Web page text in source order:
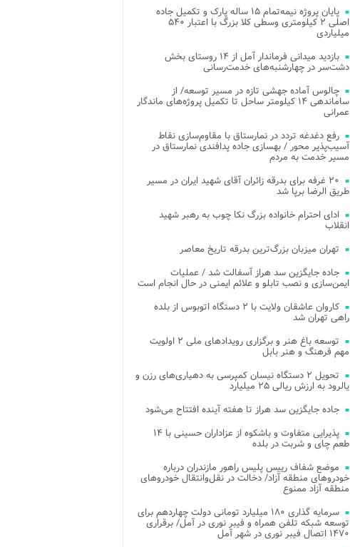
پایان پروژه نیمه‌تمام ۱۵ ساله پارک و تکمیل جاده
اصلی ۲ کیلومتری وسطی کلا بزرگ با اعتبار ۵۴۰
میلیاردی
بازدید میدانی فرماندار آمل از ۱۴ روستای بخش
دشت‌سر در چهارشنبه‌های خدمت‌رسانی
چالوس آماده جهشی تازه در مسیر توسعه/ از
ساماندهی ۱۴ کیلومتر ساحل تا تکمیل پروژه‌های ماندگار
عمرانی
رفع دغدغه تردد در نمارستاق با مقاوم‌سازی نقاط
آسیب‌پذیر محور / بهسازی جاده پدافندی نمارستاق در
مسیر خدمت به مردم
۲۰ غرفه برای بدرقه زائران آقای شهید ایران در مسیر
طریق الرضا برپا شد
ادای احترام خانواده بزرگ نکا چوب به رهبر شهید
انقلاب
تهران میزبان بزرگ‌ترین بدرقه تاریخ معاصر
جاده جایگزین سد هراز آسفالت شد / عملیات
ایمن‌سازی و نصب تابلو و علائم ایمنی در حال انجام است
کاروان عاشقان ولایت با ۲ دستگاه اتوبوس از بلده
راهی تهران شد
توسعه باغ هنر و برگزاری رویدادهای ملی ۲ اولویت
مهم فرهنگ و هنر بابل
تحویل ۲ دستگاه نیسان کمپرسی به دهیاری‌های رزن و
یالرود به ارزش ریالی ۲۵ میلیارد
جاده جایگزین سد هراز تا هفته آینده افتتاح می‌شود
پذیرایی متفاوت و باشکوه از عزاداران حسینی با ۱۴
طعم چای و شربت در بلده
موضع شفاف رییس پلیس راهور مازندران درباره
خودروهای منطقه آزاد/ دخالت در نقل‌وانتقال خودروهای
منطقه آزاد ممنوع
سرمایه گذاری ۱۸۰ میلیارد تومانی دولت چهاردهم برای
توسعه شبکه تلفن همراه و فیبر نوری در آمل/ برقراری
۱۴۷۰ اتصال فیبر نوری در شهر آمل